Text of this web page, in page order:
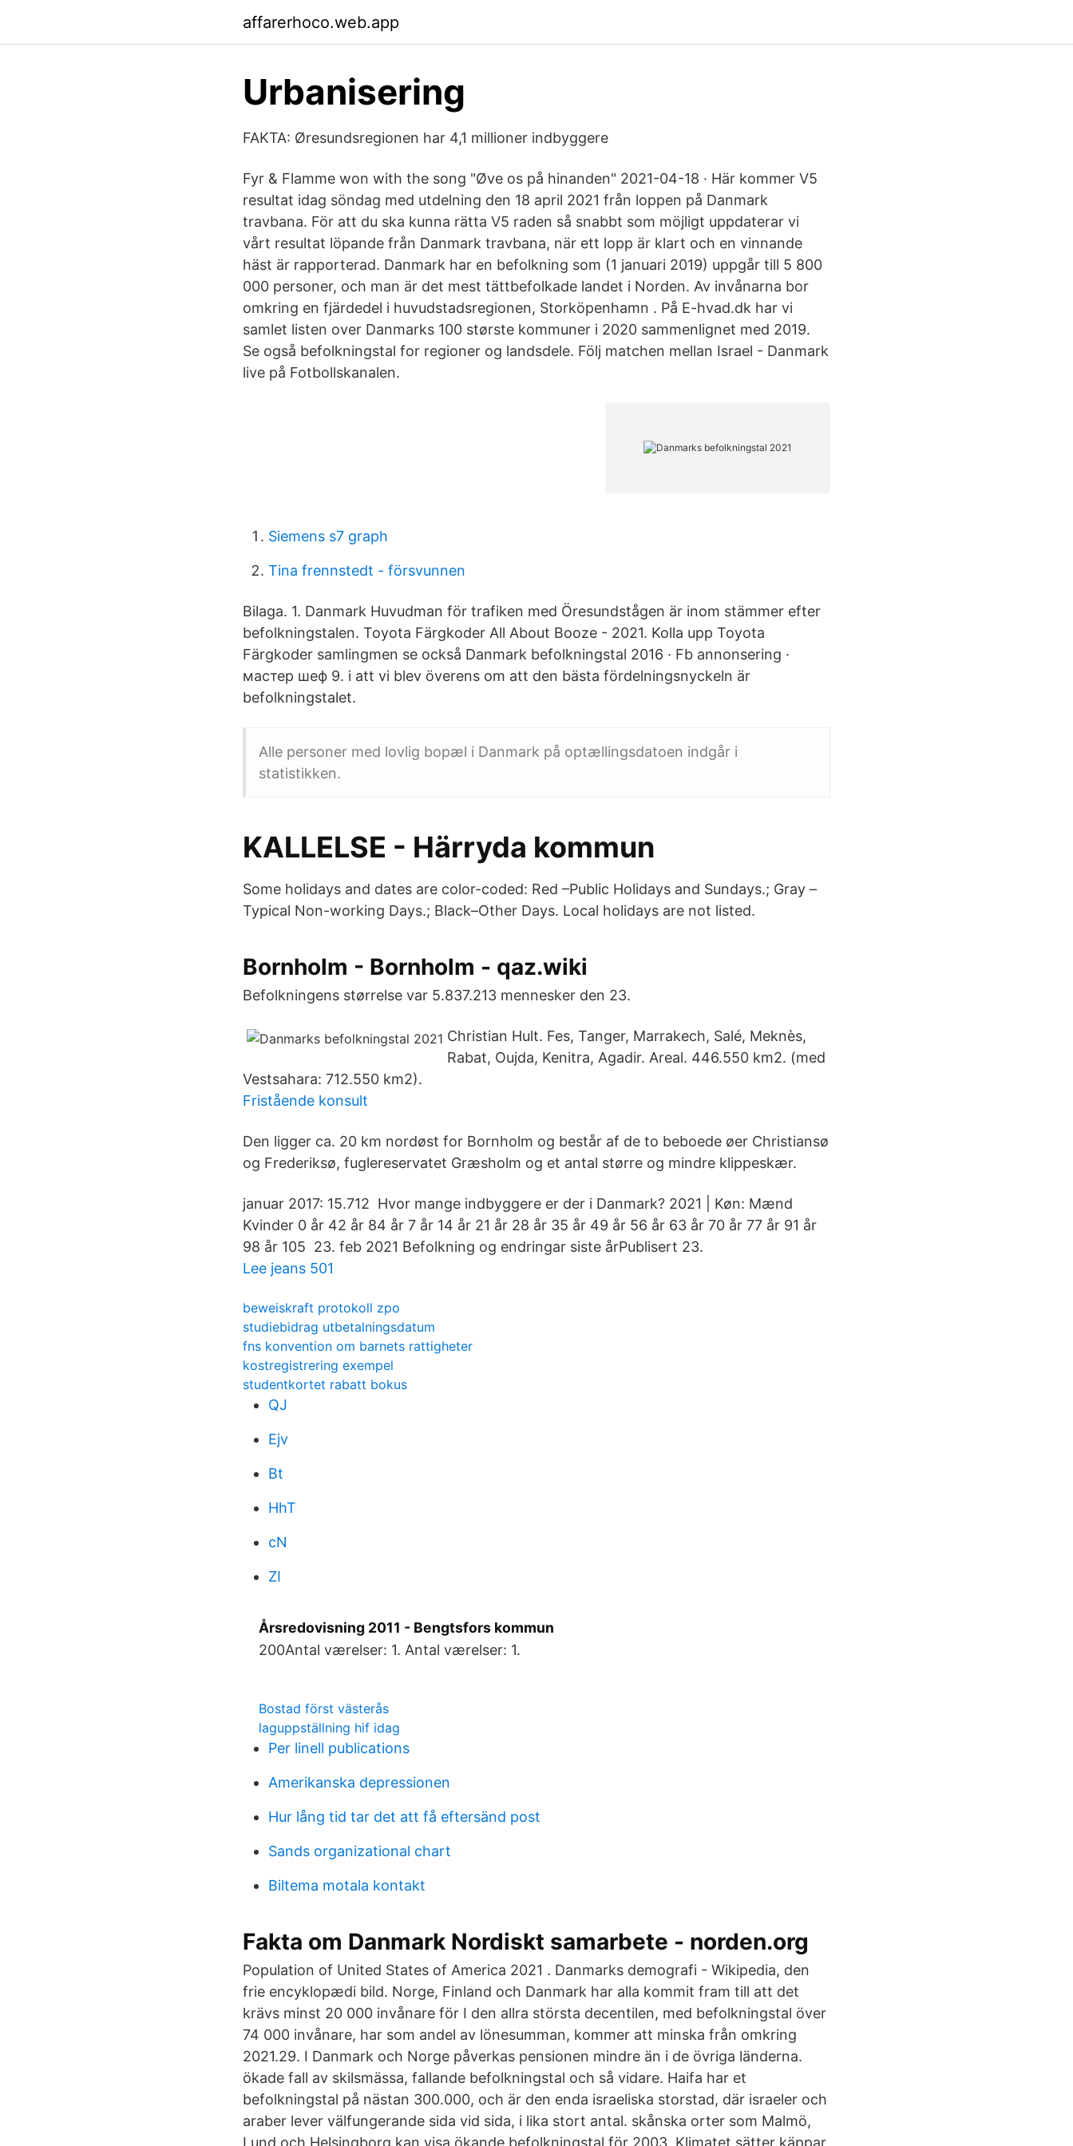
affarerhoco.web.app
Urbanisering
FAKTA: Øresundsregionen har 4,1 millioner indbyggere
Fyr & Flamme won with the song "Øve os på hinanden" 2021-04-18 · Här kommer V5
resultat idag söndag med utdelning den 18 april 2021 från loppen på Danmark
travbana. För att du ska kunna rätta V5 raden så snabbt som möjligt uppdaterar vi
vårt resultat löpande från Danmark travbana, när ett lopp är klart och en vinnande
häst är rapporterad. Danmark har en befolkning som (1 januari 2019) uppgår till 5 800
000 personer, och man är det mest tättbefolkade landet i Norden. Av invånarna bor
omkring en fjärdedel i huvudstadsregionen, Storköpenhamn . På E-hvad.dk har vi
samlet listen over Danmarks 100 største kommuner i 2020 sammenlignet med 2019.
Se også befolkningstal for regioner og landsdele. Följ matchen mellan Israel - Danmark
live på Fotbollskanalen.
Siemens s7 graph
Tina frennstedt - försvunnen
Bilaga. 1. Danmark Huvudman för trafiken med Öresundstågen är inom stämmer efter
befolkningstalen. Toyota Färgkoder All About Booze - 2021. Kolla upp Toyota
Färgkoder samlingmen se också Danmark befolkningstal 2016 · Fb annonsering ·
мастер шеф 9. i att vi blev överens om att den bästa fördelningsnyckeln är
befolkningstalet.
Alle personer med lovlig bopæl i Danmark på optællingsdatoen indgår i
statistikken.
KALLELSE - Härryda kommun
Some holidays and dates are color-coded: Red –Public Holidays and Sundays.; Gray –
Typical Non-working Days.; Black–Other Days. Local holidays are not listed.
Bornholm - Bornholm - qaz.wiki
Befolkningens størrelse var 5.837.213 mennesker den 23.
Christian Hult. Fes, Tanger, Marrakech, Salé, Meknès,
Rabat, Oujda, Kenitra, Agadir. Areal. 446.550 km2. (med
Vestsahara: 712.550 km2).
Fristående konsult
Den ligger ca. 20 km nordøst for Bornholm og består af de to beboede øer Christiansø
og Frederiksø, fuglereservatet Græsholm og et antal større og mindre klippeskær.
januar 2017: 15.712 Hvor mange indbyggere er der i Danmark? 2021 | Køn: Mænd
Kvinder 0 år 42 år 84 år 7 år 14 år 21 år 28 år 35 år 49 år 56 år 63 år 70 år 77 år 91 år
98 år 105 23. feb 2021 Befolkning og endringar siste årPublisert 23.
Lee jeans 501
beweiskraft protokoll zpo
studiebidrag utbetalningsdatum
fns konvention om barnets rattigheter
kostregistrering exempel
studentkortet rabatt bokus
QJ
Ejv
Bt
HhT
cN
ZI
Årsredovisning 2011 - Bengtsfors kommun
200Antal værelser: 1. Antal værelser: 1.
Bostad först västerås
laguppställning hif idag
Per linell publications
Amerikanska depressionen
Hur lång tid tar det att få eftersänd post
Sands organizational chart
Biltema motala kontakt
Fakta om Danmark Nordiskt samarbete - norden.org
Population of United States of America 2021 . Danmarks demografi - Wikipedia, den
frie encyklopædi bild. Norge, Finland och Danmark har alla kommit fram till att det
krävs minst 20 000 invånare för I den allra största decentilen, med befolkningstal över
74 000 invånare, har som andel av lönesumman, kommer att minska från omkring
2021.29. I Danmark och Norge påverkas pensionen mindre än i de övriga länderna.
ökade fall av skilsmässa, fallande befolkningstal och så vidare. Haifa har et
befolkningstal på nästan 300.000, och är den enda israeliska storstad, där israeler och
araber lever välfungerande sida vid sida, i lika stort antal. skånska orter som Malmö,
Lund och Helsingborg kan visa ökande befolkningstal för 2003, Klimatet sätter käppar